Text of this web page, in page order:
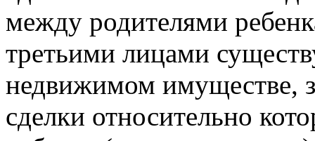
между родителями
третьими лицами
недвижимом имуществе,
сделки относительно